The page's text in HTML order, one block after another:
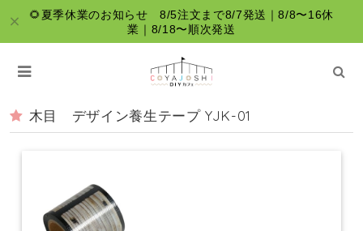
🌻夏季休業のお知らせ 8/5注文まで8/7発送｜8/8〜16休
業｜8/18〜順次発送
木目 デザイン養生テープ YJK-01